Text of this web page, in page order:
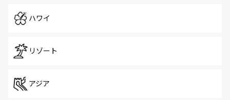
ハワイ
リゾート
アジア